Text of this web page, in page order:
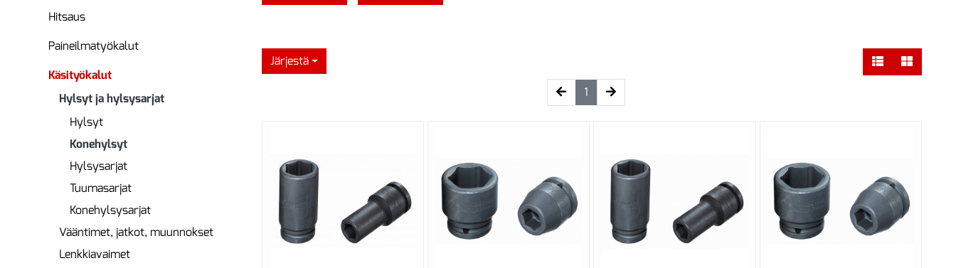
Hitsaus
Paineilmatyökalut
Käsityökalut
Hylsyt ja hylsysarjat
Hylsyt
Konehylsyt
Hylsysarjat
Tuumasarjat
Konehylsysarjat
Vääntimet, jatkot, muunnokset
Lenkkiavaimet
Järjestä
1(current)